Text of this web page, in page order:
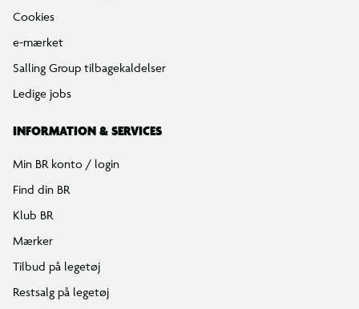
Cookies
e-mærket
Salling Group tilbagekaldelser
Ledige jobs
INFORMATION & SERVICES
Min BR konto / login
Find din BR
Klub BR
Mærker
Tilbud på legetøj
Restsalg på legetøj